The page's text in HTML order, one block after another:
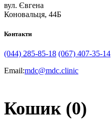
вул. Євгена
Коновальця, 44Б
Контакти
(044) 285-85-18 (067) 407-35-14
Email:mdc@mdc.clinic
Кошик (0)